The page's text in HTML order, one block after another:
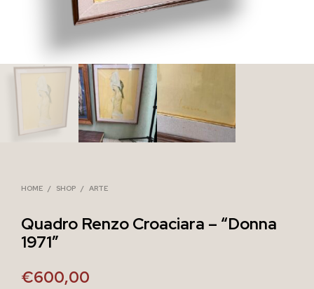
HOME / SHOP / ARTE
Quadro Renzo Croaciara – “Donna
1971”
€600,00